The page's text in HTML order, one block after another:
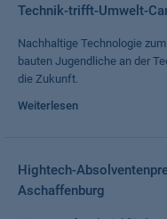
Technik-trifft-Umwelt-
Nachhaltige Technologie
bauten Jugendliche an der
die Zukunft.
Weiterlesen
Hightech-
Aschaffenburg